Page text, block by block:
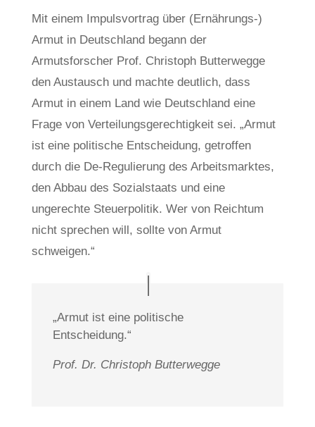
Mit einem Impulsvortrag über (Ernährungs-)
Armut in Deutschland begann der
Armutsforscher Prof. Christoph Butterwegge
den Austausch und machte deutlich, dass
Armut in einem Land wie Deutschland eine
Frage von Verteilungsgerechtigkeit sei. „Armut
ist eine politische Entscheidung, getroffen
durch die De-Regulierung des Arbeitsmarktes,
den Abbau des Sozialstaats und eine
ungerechte Steuerpolitik. Wer von Reichtum
nicht sprechen will, sollte von Armut
schweigen.“
„Armut ist eine politische
Entscheidung.“
Prof. Dr. Christoph Butterwegge